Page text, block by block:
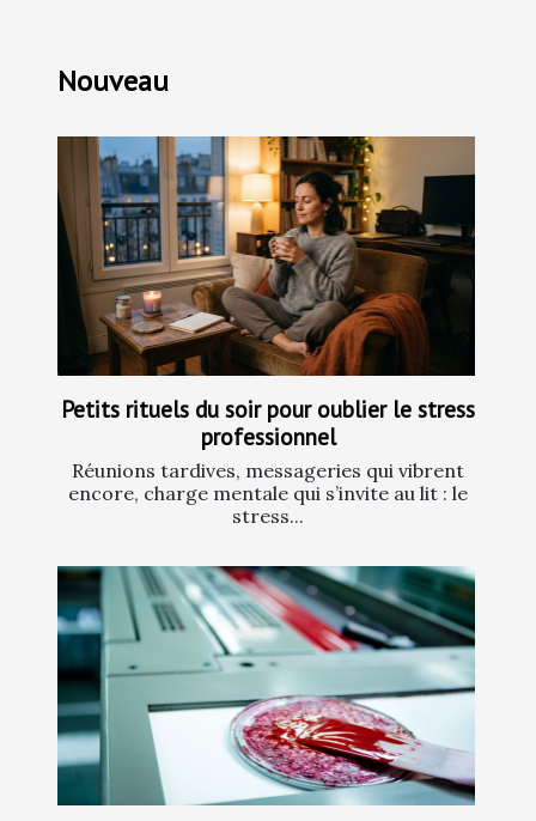
Nouveau
Petits rituels du soir pour oublier le stress
professionnel
Réunions tardives, messageries qui vibrent
encore, charge mentale qui s’invite au lit : le
stress...